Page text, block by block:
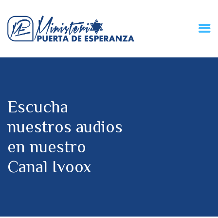
Escucha
nuestros audios
en nuestro
Canal Ivoox
MPE TV
DONACIONES
PARTICIPA
REUNIONES &
CONTACTOS